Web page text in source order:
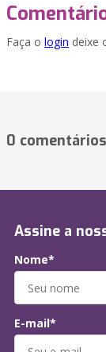
Faça o login deixe
0 comentários
Assine a
Nome*
E-mail*